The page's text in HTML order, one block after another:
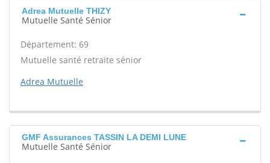
Adrea Mutuelle THIZY
Mutuelle Santé Sénior
Département: 69
Mutuelle santé retraite sénior
Adrea Mutuelle
GMF Assurances TASSIN LA DEMI LUNE
Mutuelle Santé Sénior